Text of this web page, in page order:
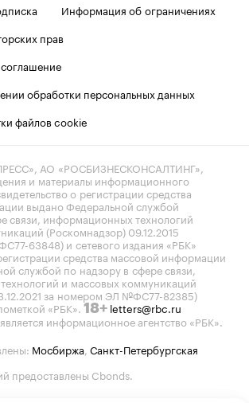
Информация об ограничениях
прав
соглашение
обработки персональных данных
файлов cookie
АО «РОСБИЗНЕСКОНСАЛТИНГ»,
и материалы информационного
о регистрации средства
выдано Федеральной службой
связи, информационных технологий
(Роскомнадзор) 09.12.2015
63848) и сетевого издания «РБК»
средства массовой информации
службой по надзору в сфере связи,
и массовых коммуникаций
за номером ЭЛ №ФС77-82385)
«РБК». 18+ letters@rbc.ru
информационное агентство «РБК».
Мосбиржа Санкт-Петербургская
предоставлены Cbonds.